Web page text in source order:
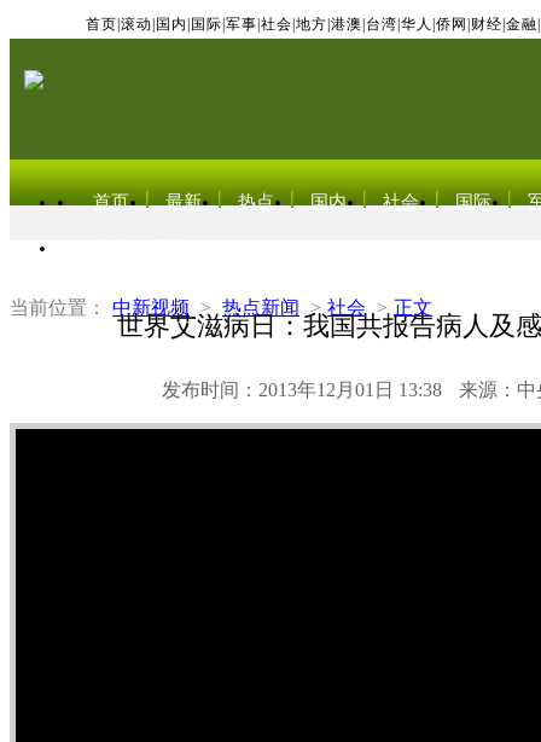
首页 滚动 国内 国际 军事 社会 地方 港澳 台湾 华人 侨网 财经 金融
首页 最新 热点 国内 社会 国际
当前位置： 中新视频 > 热点新闻 > 社会 > 正文
世界艾滋病日：我国共报告病人及
发布时间：2013年12月01日 13:38 来源：中